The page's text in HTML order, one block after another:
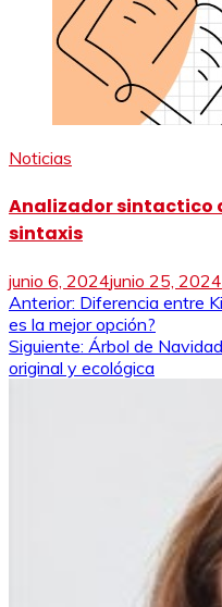
Noticias
Analizador sintactico
sintaxis
junio 6, 2024junio 25, 2024
Navegación
de
entradas
Anterior: Diferencia entre
es la mejor opción?
Siguiente: Árbol de
original y ecológica